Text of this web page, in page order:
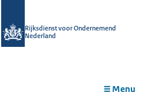
Rijksdienst voor Ondernemend
Nederland
Menu